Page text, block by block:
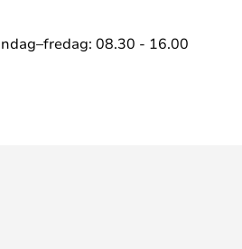
08.30 - 16.00